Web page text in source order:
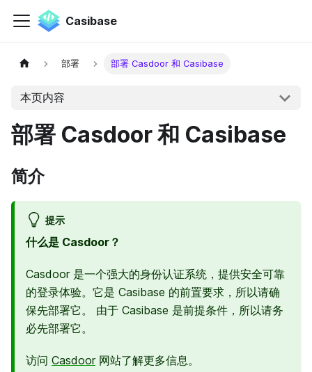
Casibase
部署 部署 Casdoor 和 Casibase
本页内容
部署 Casdoor 和 Casibase
简介
提示
什么是 Casdoor？
Casdoor 是一个强大的身份认证系统，提供安全可靠
的登录体验。它是 Casibase 的前置要求，所以请确
保先部署它。 由于 Casibase 是前提条件，所以请务
必先部署它。
访问 Casdoor网站了解更多信息。